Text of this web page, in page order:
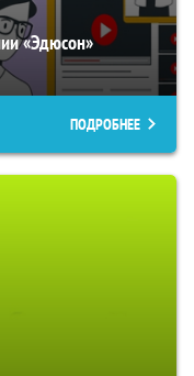
«Эдюсон»
ПОДРОБНЕЕ